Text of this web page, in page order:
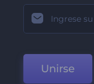
Unirse